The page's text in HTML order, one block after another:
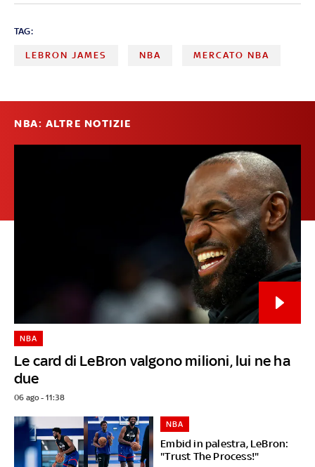
TAG:
LEBRON JAMES NBA MERCATO NBA
NBA: ALTRE NOTIZIE
Le card di LeBron valgono milioni, lui ne ha
due
NBA
06 ago - 11:38
Embid in palestra, LeBron:
"Trust The Process!"
NBA